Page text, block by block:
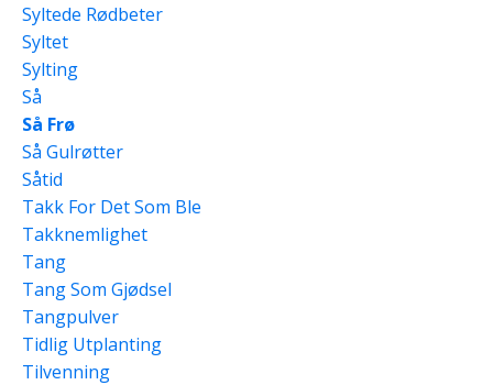
Syltede Rødbeter
Syltet
Sylting
Så
Så Frø
Så Gulrøtter
Såtid
Takk For Det Som Ble
Takknemlighet
Tang
Tang Som Gjødsel
Tangpulver
Tidlig Utplanting
Tilvenning